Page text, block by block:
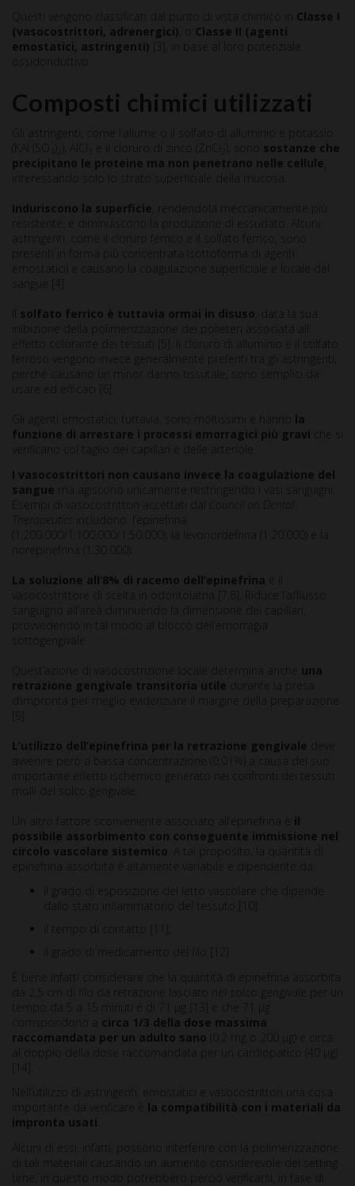
Questi vengono classificati dal punto di vista chimico in Classe I
(vasocostrittori, adrenergici)
Classe II (agenti
emostatici, astringenti)
[3], in base al loro potenziale
ossidoriduttivo.
Composti chimici utilizzati
Gli astringenti, come l’allume o il solfato di alluminio e potassio
e il cloruro di zinco (ZnCl
sostanze che
precipitano le proteine ma non penetrano nelle cellule
interessando solo lo strato superficiale della mucosa.
Induriscono la superficie , rendendola meccanicamente più
resistente, e diminuiscono la produzione di essudato. Alcuni
astringenti, come il cloruro ferrico e il solfato ferrico, sono
presenti in forma più concentrata (sottoforma di agenti
emostatici) e causano la coagulazione superficiale e locale del
sangue [4].
solfato ferrico è tuttavia ormai in disuso , data la sua
inibizione della polimerizzazione dei polieteri associata all’
effetto colorante dei tessuti [5]. Il cloruro di alluminio e il solfato
ferroso vengono invece generalmente preferiti tra gli astringenti,
perché causano un minor danno tissutale, sono semplici da
Gli agenti emostatici, tuttavia, sono moltissimi e hanno la
funzione di arrestare i processi emorragici più gravi
verificano col taglio dei capillari e delle arteriole.
I vasocostrittori non causano invece la coagulazione del
sangue ma agiscono unicamente restringendo i vasi sanguigni.
Esempi di vasocostrittori accettati dal
Therapeutics
includono: l’epinefrina
(1:200.000/1:100.000/1:50.000), la levonordefrina (1:20.000) e la
norepinefrina (1:30.000).
La soluzione all’8% di racemo dell’epinefrina
vasocostrittore di scelta in odontoiatria [7,8]. Riduce l’afflusso
sanguigno all’area diminuendo la dimensione dei capillari,
provvedendo in tal modo al blocco dell’emorragia
sottogengivale.
Quest’azione di vasocostrizione locale determina anche una
retrazione gengivale transitoria utile
durante la presa
d’impronta per meglio evidenziare il margine della preparazione
L’utilizzo dell’epinefrina per la retrazione gengivale
avvenire però a bassa concentrazione (0,01%) a causa del suo
importante effetto ischemico generato nei confronti dei tessuti
molli del solco gengivale.
Un altro fattore sconveniente associato all’epinefrina è il
possibile assorbimento con conseguente immissione nel
circolo vascolare sistemico . A tal proposito, la quantità di
epinefrina assorbita è altamente variabile e dipendente da:
il grado di esposizione del letto vascolare che dipende
dallo stato infiammatorio del tessuto [10];
il tempo di contatto [11];
il grado di medicamento del filo [12].
È bene infatti considerare che la quantità di epinefrina assorbita
da 2,5 cm di filo da retrazione lasciato nel solco gengivale per un
tempo da 5 a 15 minuti è di 71 µg [13] e che 71 µg
circa 1/3 della dose massima
raccomandata per un adulto sano
(0,2 mg o 200 µg) e circa
al doppio della dose raccomandata per un cardiopatico (40 µg)
[14].
Nell’utilizzo di astringenti, emostatici e vasocostrittori una cosa
importante da verificare è
la compatibilità con i materiali da
impronta usati
Alcuni di essi, infatti, possono interferire con la polimerizzazione
di tali materiali causando un aumento considerevole del setting
time; in questo modo potrebbero perciò verificarsi, in fase di